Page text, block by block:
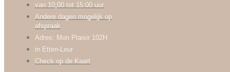
van 10;00 tot 15:00 uur
Andere dagen mogelijk op
afspraak
Adres: Mon Plaisir 102H
in Etten-Leur
Check op de Kaart